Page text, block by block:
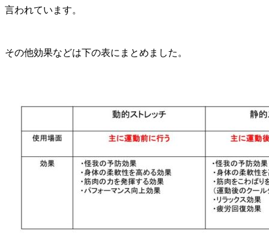
言われています。
その他効果などは下の表にまとめました。